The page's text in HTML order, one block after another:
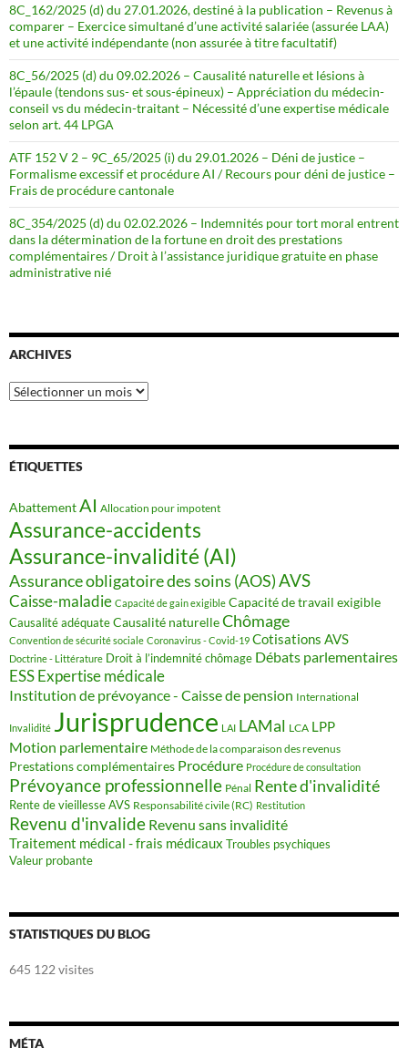
8C_162/2025 (d) du 27.01.2026, destiné à la publication – Revenus à
comparer – Exercice simultané d’une activité salariée (assurée LAA)
et une activité indépendante (non assurée à titre facultatif)
8C_56/2025 (d) du 09.02.2026 – Causalité naturelle et lésions à
l’épaule (tendons sus- et sous-épineux) – Appréciation du médecin-
conseil vs du médecin-traitant – Nécessité d’une expertise médicale
selon art. 44 LPGA
ATF 152 V 2 – 9C_65/2025 (i) du 29.01.2026 – Déni de justice –
Formalisme excessif et procédure AI / Recours pour déni de justice –
Frais de procédure cantonale
8C_354/2025 (d) du 02.02.2026 – Indemnités pour tort moral entrent
dans la détermination de la fortune en droit des prestations
complémentaires / Droit à l’assistance juridique gratuite en phase
administrative nié
ARCHIVES
Archives
ÉTIQUETTES
AbattementAI Allocation pour impotent
Assurance-accidents
Assurance-invalidité (AI)
Assurance obligatoire des soins (AOS)AVS
Caisse-maladie Capacité de gain exigible Capacité de travail exigible
Causalité adéquate Causalité naturelleChômage
Convention de sécurité sociale Coronavirus - Covid-19 Cotisations AVS
Doctrine - Littérature Droit à l’indemnité chômage Débats parlementaires
ESSExpertise médicale
Institution de prévoyance - Caisse de pension International
Invalidité Jurisprudence LAI LAMal LCA LPP
Motion parlementaire Méthode de la comparaison des revenus
Prestations complémentaires Procédure Procédure de consultation
Prévoyance professionnelle Pénal Rente d'invalidité
Rente de vieillesse AVS Responsabilité civile (RC) Restitution
Revenu d'invalide Revenu sans invalidité
Traitement médical - frais médicaux Troubles psychiques
Valeur probante
STATISTIQUES DU BLOG
645 122 visites
MÉTA